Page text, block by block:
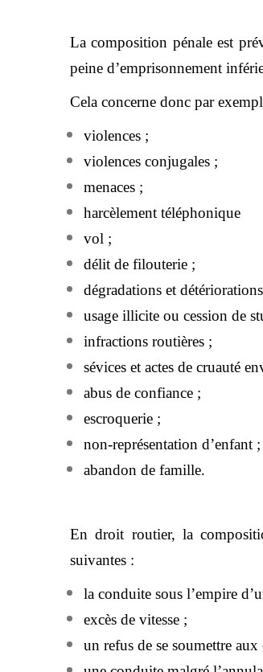
La composition pénale est
peine d’emprisonnement
Cela concerne donc par
violences ;
violences conjugales ;
menaces ;
harcèlement téléphonique
vol ;
délit de filouterie ;
dégradations et
usage illicite ou cession de
infractions routières ;
sévices et actes de cruauté
abus de confiance ;
escroquerie ;
non-représentation d’enfant ;
abandon de famille.
En droit routier, la
suivantes :
la conduite sous l’empire
excès de vitesse ;
un refus de se soumettre aux